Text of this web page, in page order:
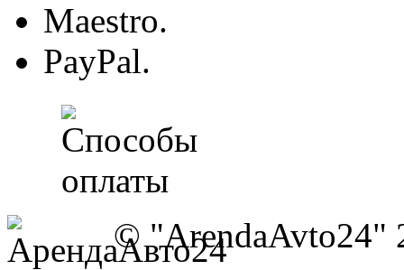
Maestro.
PayPal.
© "ArendaAvto24"